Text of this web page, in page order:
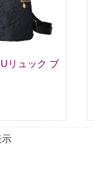
リュック ブ
示